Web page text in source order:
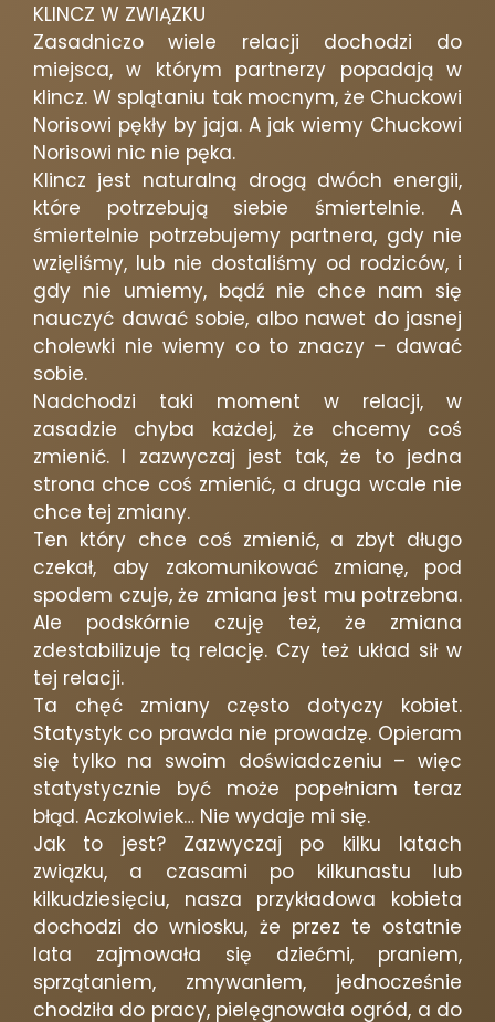
KLINCZ W ZWIĄZKU
Zasadniczo wiele relacji dochodzi do
miejsca, w którym partnerzy popadają w
klincz. W splątaniu tak mocnym, że Chuckowi
Norisowi pękły by jaja. A jak wiemy Chuckowi
Norisowi nic nie pęka.
Klincz jest naturalną drogą dwóch energii,
które potrzebują siebie śmiertelnie. A
śmiertelnie potrzebujemy partnera, gdy nie
wzięliśmy, lub nie dostaliśmy od rodziców, i
gdy nie umiemy, bądź nie chce nam się
nauczyć dawać sobie, albo nawet do jasnej
cholewki nie wiemy co to znaczy – dawać
sobie.
Nadchodzi taki moment w relacji, w
zasadzie chyba każdej, że chcemy coś
zmienić. I zazwyczaj jest tak, że to jedna
strona chce coś zmienić, a druga wcale nie
chce tej zmiany.
Ten który chce coś zmienić, a zbyt długo
czekał, aby zakomunikować zmianę, pod
spodem czuje, że zmiana jest mu potrzebna.
Ale podskórnie czuję też, że zmiana
zdestabilizuje tą relację. Czy też układ sił w
tej relacji.
Ta chęć zmiany często dotyczy kobiet.
Statystyk co prawda nie prowadzę. Opieram
się tylko na swoim doświadczeniu – więc
statystycznie być może popełniam teraz
błąd. Aczkolwiek… Nie wydaje mi się.
Jak to jest? Zazwyczaj po kilku latach
związku, a czasami po kilkunastu lub
kilkudziesięciu, nasza przykładowa kobieta
dochodzi do wniosku, że przez te ostatnie
lata zajmowała się dziećmi, praniem,
sprzątaniem, zmywaniem, jednocześnie
chodziła do pracy, pielęgnowała ogród, a do